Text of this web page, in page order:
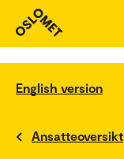
English version
Ansatteoversikt